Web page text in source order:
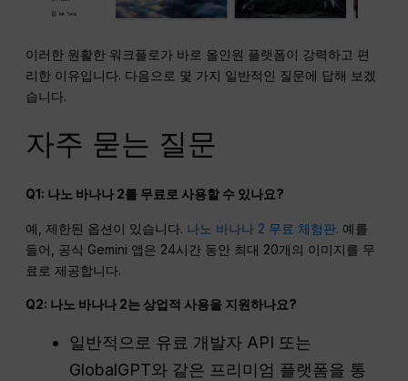
이러한 원활한 워크플로가 바로 올인원 플랫폼이 강력하고 편
리한 이유입니다. 다음으로 몇 가지 일반적인 질문에 답해 보겠
습니다.
자주 묻는 질문
Q1: 나노 바나나 2를 무료로 사용할 수 있나요?
예, 제한된 옵션이 있습니다. 나노 바나나 2 무료 체험판. 예를
들어, 공식 Gemini 앱은 24시간 동안 최대 20개의 이미지를 무
료로 제공합니다.
Q2: 나노 바나나 2는 상업적 사용을 지원하나요?
일반적으로 유료 개발자 API 또는
GlobalGPT와 같은 프리미엄 플랫폼을 통